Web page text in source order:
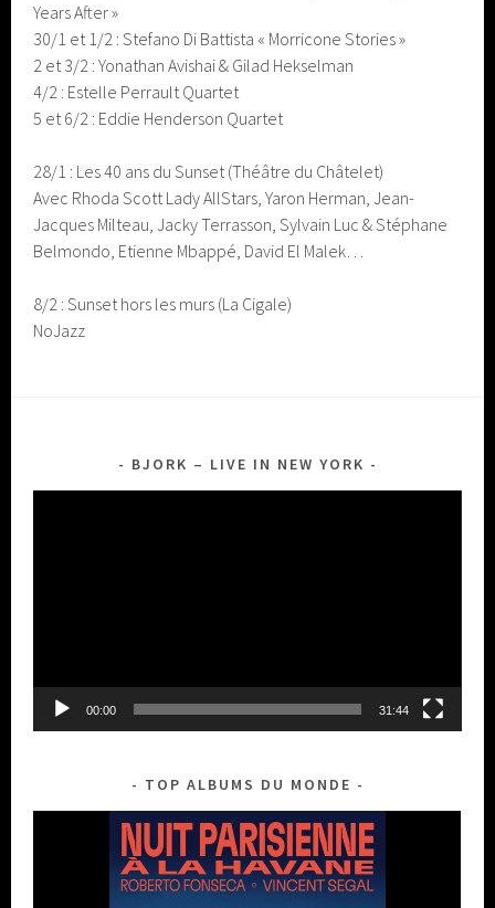
Years After »
30/1 et 1/2 : Stefano Di Battista « Morricone Stories »
2 et 3/2 : Yonathan Avishai & Gilad Hekselman
4/2 : Estelle Perrault Quartet
5 et 6/2 : Eddie Henderson Quartet
28/1 : Les 40 ans du Sunset (Théâtre du Châtelet)
Avec Rhoda Scott Lady AllStars, Yaron Herman, Jean-
Jacques Milteau, Jacky Terrasson, Sylvain Luc & Stéphane
Belmondo, Etienne Mbappé, David El Malek…
8/2 : Sunset hors les murs (La Cigale)
NoJazz
BJORK – LIVE IN NEW YORK
00:00 31:44
TOP ALBUMS DU MONDE